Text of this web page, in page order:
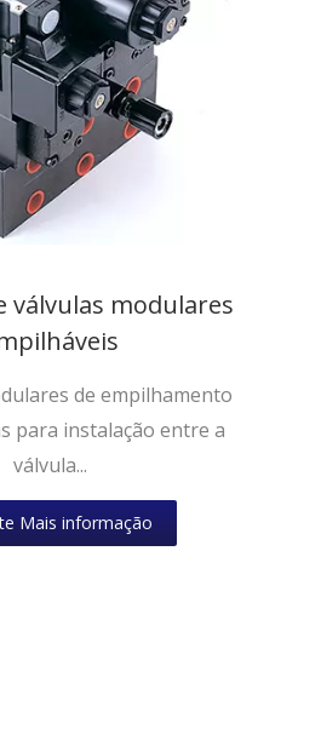
válvulas modulares
de empilhamento
para instalação entre a
válvula...
Mais informação